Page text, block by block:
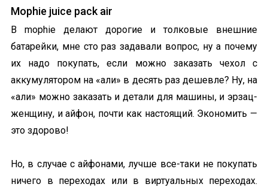
Mophie juice pack air
В mophie делают дорогие и толковые внешние
батарейки, мне сто раз задавали вопрос, ну а почему
их надо покупать, если можно заказать чехол с
аккумулятором на «али» в десять раз дешевле? Ну, на
«али» можно заказать и детали для машины, и эрзац-
женщину, и айфон, почти как настоящий. Экономить —
это здорово!
Но, в случае с айфонами, лучше все-таки не покупать
ничего в переходах или в виртуальных переходах.